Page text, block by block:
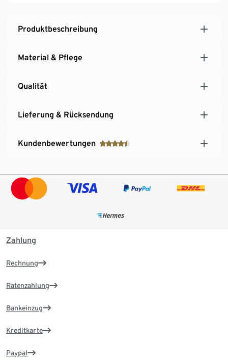
Produktbeschreibung
Material & Pflege
Qualität
Lieferung & Rücksendung
Kundenbewertungen
Zahlung
Rechnung
Ratenzahlung
Bankeinzug
Kreditkarte
Paypal